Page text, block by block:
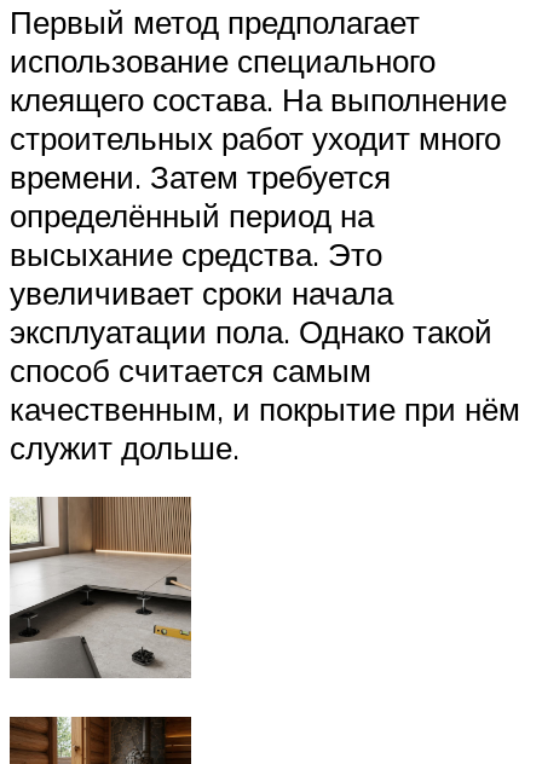
Первый метод предполагает
использование специального
клеящего состава. На выполнение
строительных работ уходит много
времени. Затем требуется
определённый период на
высыхание средства. Это
увеличивает сроки начала
эксплуатации пола. Однако такой
способ считается самым
качественным, и покрытие при нём
служит дольше.